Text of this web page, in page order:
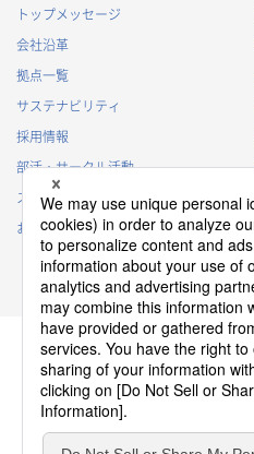
トップメッセージ
会社沿革
拠点一覧
サステナビリティ
採用情報
部活・サークル活動
スポンサー活動
お問い合わせ
プライバシーポリシー